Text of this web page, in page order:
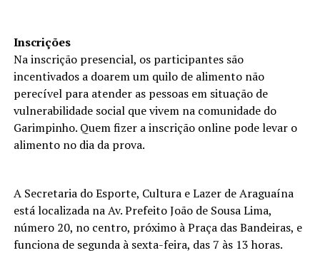
Inscrições
Na inscrição presencial, os participantes são
incentivados a doarem um quilo de alimento não
perecível para atender as pessoas em situação de
vulnerabilidade social que vivem na comunidade do
Garimpinho. Quem fizer a inscrição online pode levar o
alimento no dia da prova.
A Secretaria do Esporte, Cultura e Lazer de Araguaína
está localizada na Av. Prefeito João de Sousa Lima,
número 20, no centro, próximo à Praça das Bandeiras, e
funciona de segunda à sexta-feira, das 7 às 13 horas.